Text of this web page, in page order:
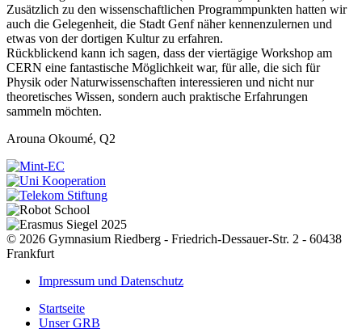
Zusätzlich zu den wissenschaftlichen Programmpunkten hatten wir
auch die Gelegenheit, die Stadt Genf näher kennenzulernen und
etwas von der dortigen Kultur zu erfahren.
Rückblickend kann ich sagen, dass der viertägige Workshop am
CERN eine fantastische Möglichkeit war, für alle, die sich für
Physik oder Naturwissenschaften interessieren und nicht nur
theoretisches Wissen, sondern auch praktische Erfahrungen
sammeln möchten.
Arouna Okoumé, Q2
© 2026 Gymnasium Riedberg - Friedrich-Dessauer-Str. 2 - 60438
Frankfurt
Impressum und Datenschutz
Startseite
Unser GRB